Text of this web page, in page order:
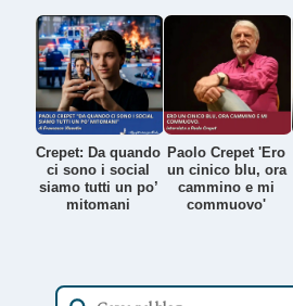
Crepet: Da quando
ci sono i social
siamo tutti un po’
mitomani
Paolo Crepet 'Ero
un cinico blu, ora
cammino e mi
commuovo'